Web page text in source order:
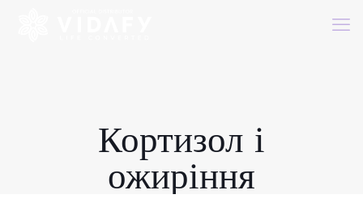
Кортизол і
ожиріння